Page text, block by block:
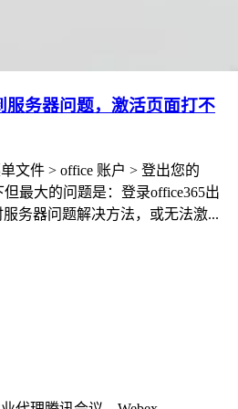
服务器问题，激活页面打不
文件 > office 账户 > 登出您的
最大的问题是：登录office365出
务器问题解决方法，或无法激...